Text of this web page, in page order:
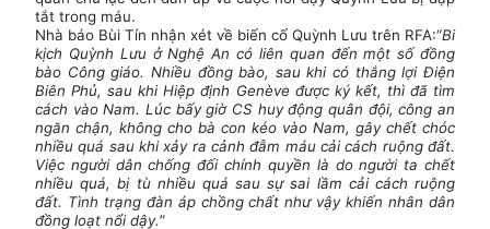
tắt trong máu.
Nhà báo Bùi Tín nhận xét về biến cố Quỳnh Lưu trên RFA:“Bi
kịch Quỳnh Lưu ở Nghệ An có liên quan đến một số đồng
bào Công giáo. Nhiều đồng bào, sau khi có thắng lợi Điện
Biên Phủ, sau khi Hiệp định Genève được ký kết, thì đã tìm
cách vào Nam. Lúc bấy giờ CS huy động quân đội, công an
ngăn chận, không cho bà con kéo vào Nam, gây chết chóc
nhiều quá sau khi xảy ra cảnh đẫm máu cải cách ruộng đất.
Việc người dân chống đối chính quyền là do người ta chết
nhiều quá, bị tù nhiều quá sau sự sai lầm cải cách ruộng
đất. Tình trạng đàn áp chồng chất như vậy khiến nhân dân
đồng loạt nổi dậy.”